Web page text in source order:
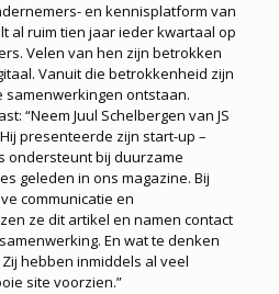
en kennisplatform van
al ruim tien jaar ieder kwartaal op
Velen van hen zijn betrokken
Vanuit die betrokkenheid zijn
samenwerkingen ontstaan.
“Neem Juul Schelbergen van JS
presenteerde zijn start-up –
ondersteunt bij duurzame
geleden in ons magazine. Bij
communicatie en
ze dit artikel en namen contact
En wat te denken
hebben inmiddels al veel
site voorzien.”